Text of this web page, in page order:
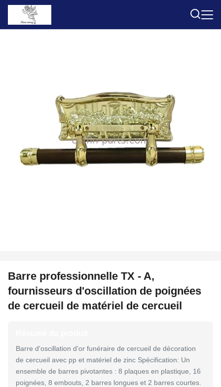
Barre professionnelle TX - A,
fournisseurs d'oscillation de poignées
de cercueil de matériel de cercueil
Barre d'oscillation d'or funéraire de cercueil de décoration
de cercueil avec pp et matériel de zinc Spécification: Un
ensemble de barres pivotantes : 8 plaques en plastique, 16
poignées, 8 embouts, 2 barres longues et 2 barres courtes.